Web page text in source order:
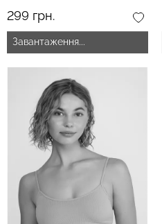
299 грн.
Завантаження...
Безшовний топ з легкою
корекцією BRA
SHAPEWEAR black
(чорний) Giulia